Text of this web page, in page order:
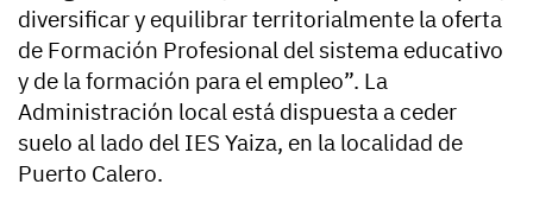
diversificar y equilibrar territorialmente la oferta
de Formación Profesional del sistema educativo
y de la formación para el empleo”. La
Administración local está dispuesta a ceder
suelo al lado del IES Yaiza, en la localidad de
Puerto Calero.